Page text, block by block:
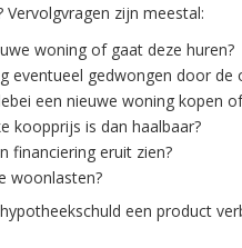
Vervolgvragen zijn meestal:
woning of gaat deze huren?
eventueel gedwongen door
een nieuwe woning kopen
koopprijs is dan haalbaar?
financiering eruit zien?
woonlasten?
een product